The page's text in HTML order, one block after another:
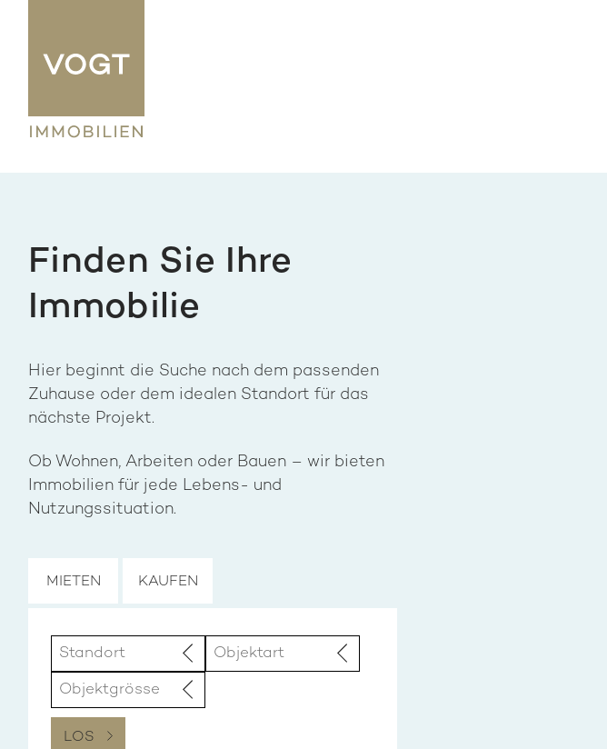
Finden Sie Ihre
Immobilie
Hier beginnt die Suche nach dem passenden
Zuhause oder dem idealen Standort für das
nächste Projekt.
Ob Wohnen, Arbeiten oder Bauen – wir bieten
Immobilien für jede Lebens- und
Nutzungssituation.
MIETEN KAUFEN
LOS
9494 Schaan
Ladenlokal